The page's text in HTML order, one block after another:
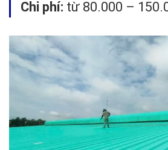
Chi phí: từ 80.000 –